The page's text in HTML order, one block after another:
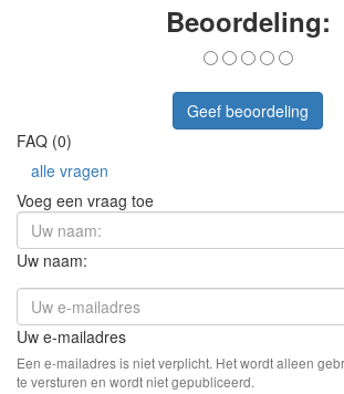
Beoordeling:
Geef beoordeling
FAQ (0)
alle vragen
Voeg een vraag toe
Uw naam:
Uw e-mailadres
Een e-mailadres is niet verplicht. Het wordt alleen
te versturen en wordt niet gepubliceerd.